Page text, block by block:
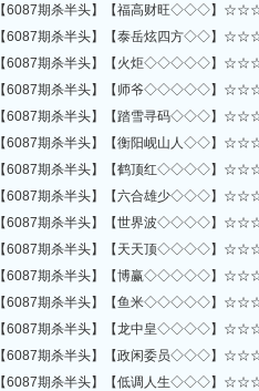
【6087期杀半头】【福高财旺◇◇◇
【6087期杀半头】【泰岳炫四方◇◇
【6087期杀半头】【火炬◇◇◇◇◇】
【6087期杀半头】【师爷◇◇◇◇◇】
【6087期杀半头】【踏雪寻码◇◇◇
【6087期杀半头】【衡阳岘山人◇◇
【6087期杀半头】【鹤顶红◇◇◇◇
【6087期杀半头】【六合雄少◇◇◇
【6087期杀半头】【世界波◇◇◇◇
【6087期杀半头】【天天顶◇◇◇◇
【6087期杀半头】【博赢◇◇◇◇◇】
【6087期杀半头】【鱼米◇◇◇◇◇】
【6087期杀半头】【龙中皇◇◇◇◇
【6087期杀半头】【政闲委员◇◇◇
【6087期杀半头】【低调人生◇◇◇